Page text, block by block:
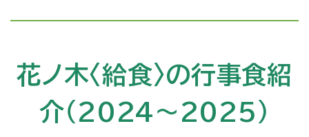
花ノ木〈給食〉の行事食紹
介（2024～2025）